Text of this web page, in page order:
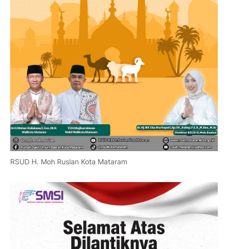
RSUD H. Moh Ruslan Kota Mataram